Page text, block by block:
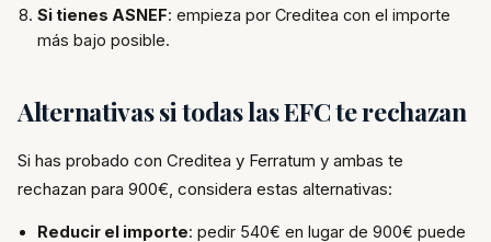
Si tienes ASNEF: empieza por Creditea con el importe
más bajo posible.
Alternativas si todas las EFC te rechazan
Si has probado con Creditea y Ferratum y ambas te
rechazan para 900€, considera estas alternativas:
Reducir el importe: pedir 540€ en lugar de 900€ puede